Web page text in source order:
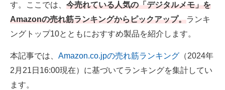
IT製品の技術・比較・事例
製造業のIT導入・活用を支援
モノづくり技術者専門サイト
エレクトロニクス専門サイト
す。ここでは、 今売れている人気の「デジタルメモ」を
Amazonの売れ筋ランキングからピックアップ。ランキ
ングトップ10とともにおすすめ製品を紹介します。
本記事では、 Amazon.co.jpの売れ筋ランキング （2024年
2月21日16:00現在）に基づいてランキングを集計してい
ます。